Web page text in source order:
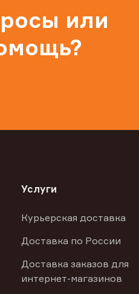
или
Услуги
Курьерская доставка
Доставка по России
Доставка заказов для
интернет-магазинов